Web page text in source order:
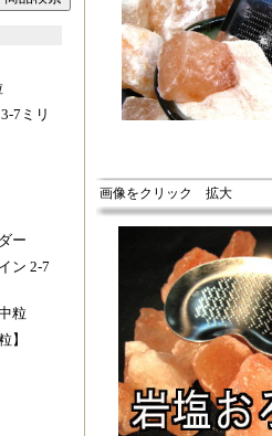
7ミリ
ー
ン 2-7
粒
】
画像をクリック 拡大